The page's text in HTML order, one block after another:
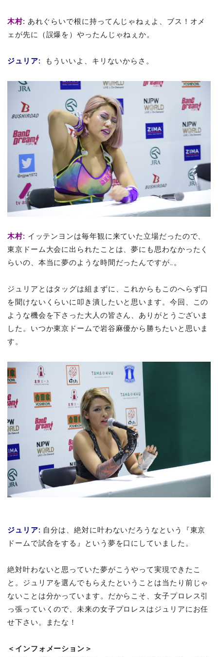
木村: あれぐらいで根に持ってんじゃねぇよ、ブス！オメ
ェが先に（誤爆を）やったんじゃねぇか。
ジュリア: もういいよ、キリないからさ。
木村: イッテンヨンは毎年観に来ていた立場だったので、
東京ドーム大会に出られたことは、夢にも思わなかったく
らいの、本当に夢のような時間だったんですが…。
ジュリアとはタッグは組まずに、これからもこのへらず口
を聞けないくらいに叩き潰したいと思います。今回、この
ような機会を下さった大人の皆さん、ありがとうございま
した。いつか東京ドームで岩谷麻優から勝ちたいと思いま
す。
ジュリア: 自分は、絶対に叶わないだろうなという『東京
ドームで試合をする』という夢を口にしていました。
絶対叶わないと思っていた夢がこうやって実現できたこ
と。ジュリアを選んでもらえたということは当たり前じゃ
ないことは分かっています。だからこそ、女子プロレス引
っ張っていくので、未来の女子プロレスはジュリアにお任
せ下さい。またな！
＜インフォメーション＞